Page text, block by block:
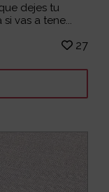
dejes tu
vas a tene...
27